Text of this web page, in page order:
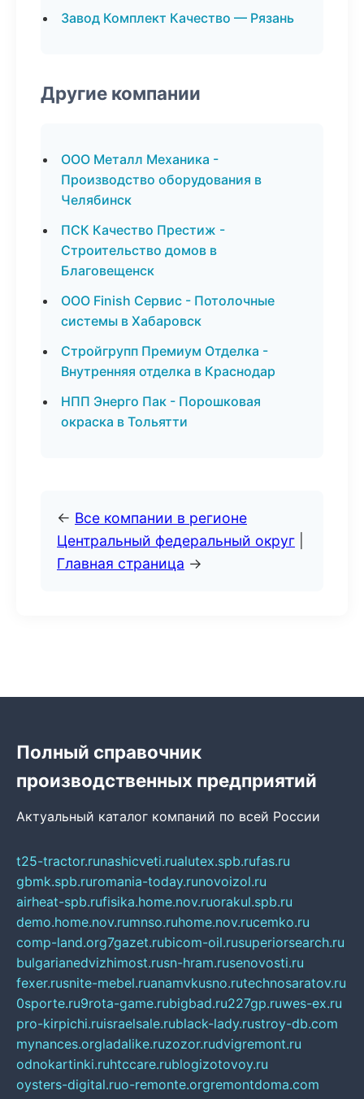
Завод Комплект Качество — Рязань
Другие компании
ООО Металл Механика -
Производство оборудования в
Челябинск
ПСК Качество Престиж -
Строительство домов в
Благовещенск
ООО Finish Сервис - Потолочные
системы в Хабаровск
Стройгрупп Премиум Отделка -
Внутренняя отделка в Краснодар
НПП Энерго Пак - Порошковая
окраска в Тольятти
← Все компании в регионе
Центральный федеральный округ
Главная страница →
Полный справочник
производственных предприятий
Актуальный каталог компаний по всей России
t25-tractor.runashicveti.rualutex.spb.rufas.ru
gbmk.spb.ruromania-today.runovoizol.ru
airheat-spb.rufisika.home.nov.ruorakul.spb.ru
demo.home.nov.rumnso.ruhome.nov.rucemko.ru
comp-land.org7gazet.rubicom-oil.rusuperiorsearch.ru
bulgarianedvizhimost.rusn-hram.rusenovosti.ru
fexer.rusnite-mebel.ruanamvkusno.rutechnosaratov.ru
0sporte.ru9rota-game.rubigbad.ru227gp.ruwes-ex.ru
pro-kirpichi.ruisraelsale.rublack-lady.rustroy-db.com
mynances.orgladalike.ruzozor.rudvigremont.ru
odnokartinki.ruhtccare.rublogizotovoy.ru
oysters-digital.ruo-remonte.orgremontdoma.com